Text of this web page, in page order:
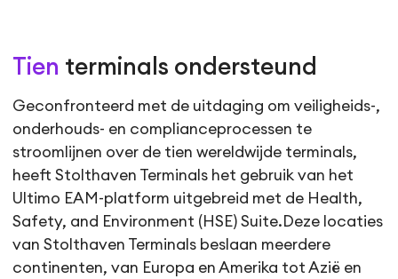
Tien terminals ondersteund
Geconfronteerd met de uitdaging om veiligheids-,
onderhouds- en complianceprocessen te
stroomlijnen over de tien wereldwijde terminals,
heeft Stolthaven Terminals het gebruik van het
Ultimo EAM-platform uitgebreid met de Health,
Safety, and Environment (HSE) Suite.Deze locaties
van Stolthaven Terminals beslaan meerdere
continenten, van Europa en Amerika tot Azië en